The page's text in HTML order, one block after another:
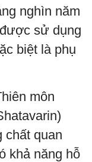
nghìn năm
sử dụng
biệt là phụ
môn
chất quan
khả năng hỗ